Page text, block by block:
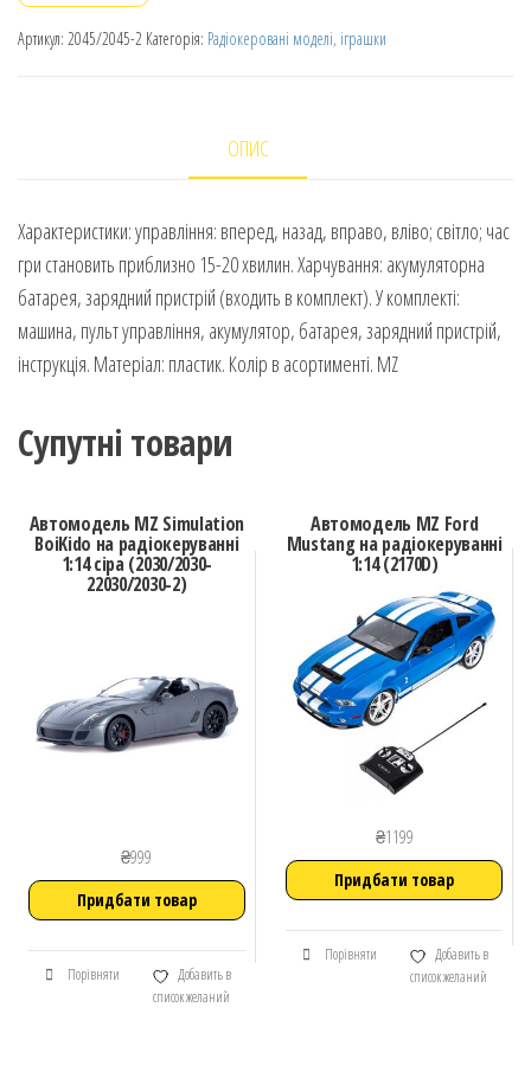
Артикул: 2045/2045-2 Категорія: Радіокеровані моделі, іграшки
ОПИС
Характеристики: управління: вперед, назад, вправо, вліво; світло; час
гри становить приблизно 15-20 хвилин. Харчування: акумуляторна
батарея, зарядний пристрій (входить в комплект). У комплекті:
машина, пульт управління, акумулятор, батарея, зарядний пристрій,
інструкція. Матеріал: пластик. Колір в асортименті. MZ
Супутні товари
Автомодель MZ Simulation
BoiKido на радіокеруванні
1:14 сіра (2030/2030-
22030/2030-2)
₴999
Придбати товар
Порівняти
Добавить в
список желаний
Автомодель MZ Ford
Mustang на радіокеруванні
1:14 (2170D)
₴1199
Придбати товар
Порівняти
Добавить в
список желаний